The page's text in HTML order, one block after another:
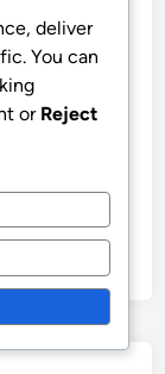
findet
lokaler
deliver
You can
or Reject